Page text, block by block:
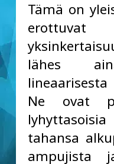
Tämä on
erottuvat
lähes
Ne ovat
tahansa
ampujista